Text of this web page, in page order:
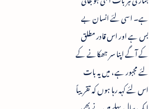
ہے۔ اسی لئے انسان بے
بس ہے اور اس قادر مطلق
کے آگے اپنا سر جھکانے کے
لئے مجبور ہے ، میں یہ بات
اس لئے کہہ رہا ہوں کہ تقریباً